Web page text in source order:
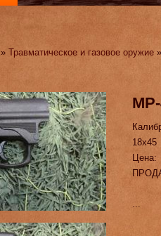
»Травматическое и газовое оружие
МР-
18х45
Цена:
...